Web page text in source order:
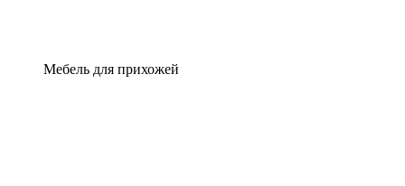
Мебель для прихожей